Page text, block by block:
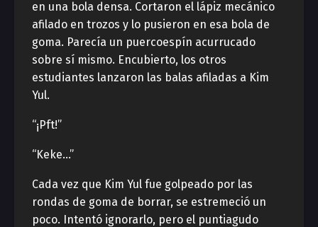
en una bola densa. Cortaron el lápiz mecánico
afilado en trozos y lo pusieron en esa bola de
goma. Parecía un puercoespín acurrucado
sobre sí mismo. Encubierto, los otros
estudiantes lanzaron las balas afiladas a Kim
Yul.
“¡Pft!”
“Keke…”
Cada vez que Kim Yul fue golpeado por las
rondas de goma de borrar, se estremeció un
poco. Intentó ignorarlo, pero el puntiagudo